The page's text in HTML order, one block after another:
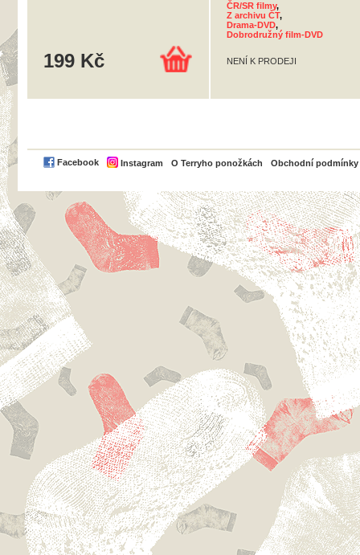
199 Kč
ČR/SR filmy,
Z archivu ČT,
Drama-DVD,
Dobrodružný film-DVD
NENÍ K PRODEJI
Facebook Instagram O Terryho ponožkách Obchodní podmínky
PayPal